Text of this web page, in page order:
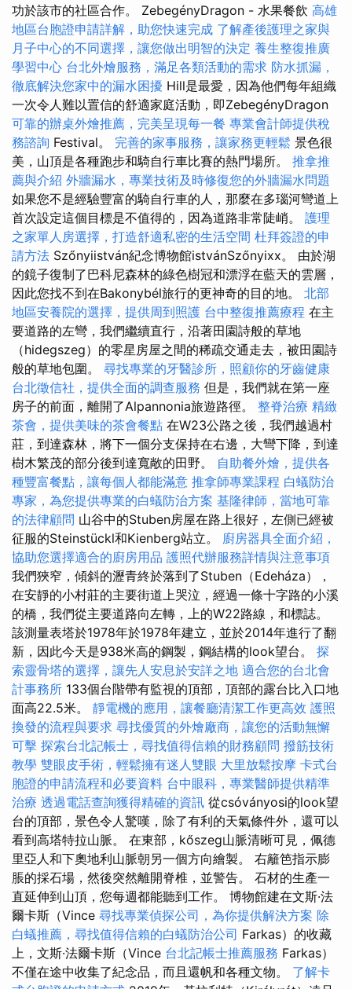
功於該市的社區合作。 ZebegényDragon - 水果餐飲 高雄
地區台胞證申請詳解，助您快速完成 了解產後護理之家與
月子中心的不同選擇，讓您做出明智的決定 養生整復推廣
學習中心 台北外燴服務，滿足各類活動的需求 防水抓漏，
徹底解決您家中的漏水困擾 Hill是最愛，因為他們每年組織
一次令人難以置信的舒適家庭活動，即ZebegényDragon
可靠的辦桌外燴推薦，完美呈現每一餐 專業會計師提供稅
務諮詢 Festival。 完善的家事服務，讓家務更輕鬆 景色很
美，山頂是各種跑步和騎自行車比賽的熱門場所。 推拿推
薦與介紹 外牆漏水，專業技術及時修復您的外牆漏水問題
如果您不是經驗豐富的騎自行車的人，那麼在多瑙河彎道上
首次設定這個目標是不值得的，因為道路非常陡峭。 護理
之家單人房選擇，打造舒適私密的生活空間 杜拜簽證的申
請方法 Szőnyiistván紀念博物館istvánSzőnyixx。 由於湖
的鏡子復制了巴科尼森林的綠色樹冠和漂浮在藍天的雲層，
因此您找不到在Bakonybél旅行的更神奇的目的地。 北部
地區安養院的選擇，提供周到照護 台中整復推薦療程 在主
要道路的左彎，我們繼續直行，沿著田園詩般的草地
（hidegszeg）的零星房屋之間的稀疏交通走去，被田園詩
般的草地包圍。 尋找專業的牙醫診所，照顧你的牙齒健康
台北徵信社，提供全面的調查服務 但是，我們就在第一座
房子的前面，離開了Alpannonia旅遊路徑。 整脊治療 精緻
茶會，提供美味的茶會餐點 在W23公路之後，我們越過村
莊，到達森林，將下一個分支保持在右邊，大彎下降，到達
樹木繁茂的部分後到達寬敞的田野。 自助餐外燴，提供各
種豐富餐點，讓每個人都能滿意 推拿師專業課程 白蟻防治
專家，為您提供專業的白蟻防治方案 基隆律師，當地可靠
的法律顧問 山谷中的Stuben房屋在路上很好，左側已經被
征服的Steinstückl和Kienberg站立。 廚房器具全面介紹，
協助您選擇適合的廚房用品 護照代辦服務詳情與注意事項
我們狹窄，傾斜的瀝青終於落到了Stuben（Edeháza），
在安靜的小村莊的主要街道上哭泣，經過一條十字路的小溪
的橋，我們從主要道路向左轉，上的W22路線，和標誌。
該測量表塔於1978年於1978年建立，並於2014年進行了翻
新，因此今天是938米高的鋼製，鋼結構的look望台。 探
索靈骨塔的選擇，讓先人安息於安詳之地 適合您的台北會
計事務所 133個台階帶有監視的頂部，頂部的露台比入口地
面高22.5米。 靜電機的應用，讓餐廳清潔工作更高效 護照
換發的流程與要求 尋找優質的外燴廠商，讓您的活動無懈
可擊 探索台北記帳士，尋找值得信賴的財務顧問 撥筋技術
教學 雙眼皮手術，輕鬆擁有迷人雙眼 大里放鬆按摩 卡式台
胞證的申請流程和必要資料 台中眼科，專業醫師提供精準
治療 透過電話查詢獲得精確的資訊 從csóványosi的look望
台的頂部，景色令人驚嘆，除了有利的天氣條件外，還可以
看到高塔特拉山脈。 在東部，kőszeg山脈清晰可見，佩德
里亞人和下奧地利山脈朝另一個方向繪製。 右籬笆指示膨
脹的採石場，然後突然離開脊椎，並警告。 石材的生產一
直延伸到山頂，您每週都能聽到工作。 博物館建在文斯·法
爾卡斯（Vince 尋找專業偵探公司，為你提供解決方案 除
白蟻推薦，尋找值得信賴的白蟻防治公司 Farkas）的收藏
上，文斯·法爾卡斯（Vince 台北記帳士推薦服務 Farkas）
不僅在途中收集了紀念品，而且還帆和各種文物。 了解卡